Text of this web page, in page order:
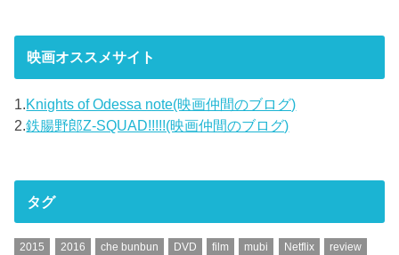
映画オススメサイト
1.Knights of Odessa note(映画仲間のブログ)
2.鉄腸野郎Z-SQUAD!!!!!(映画仲間のブログ)
タグ
2015 2016 che bunbun DVD film mubi Netflix
review